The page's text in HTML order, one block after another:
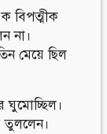
বিপত্মীক
না।
মেয়ে ছিল
ঘুমোচ্ছিল।
তুললেন।